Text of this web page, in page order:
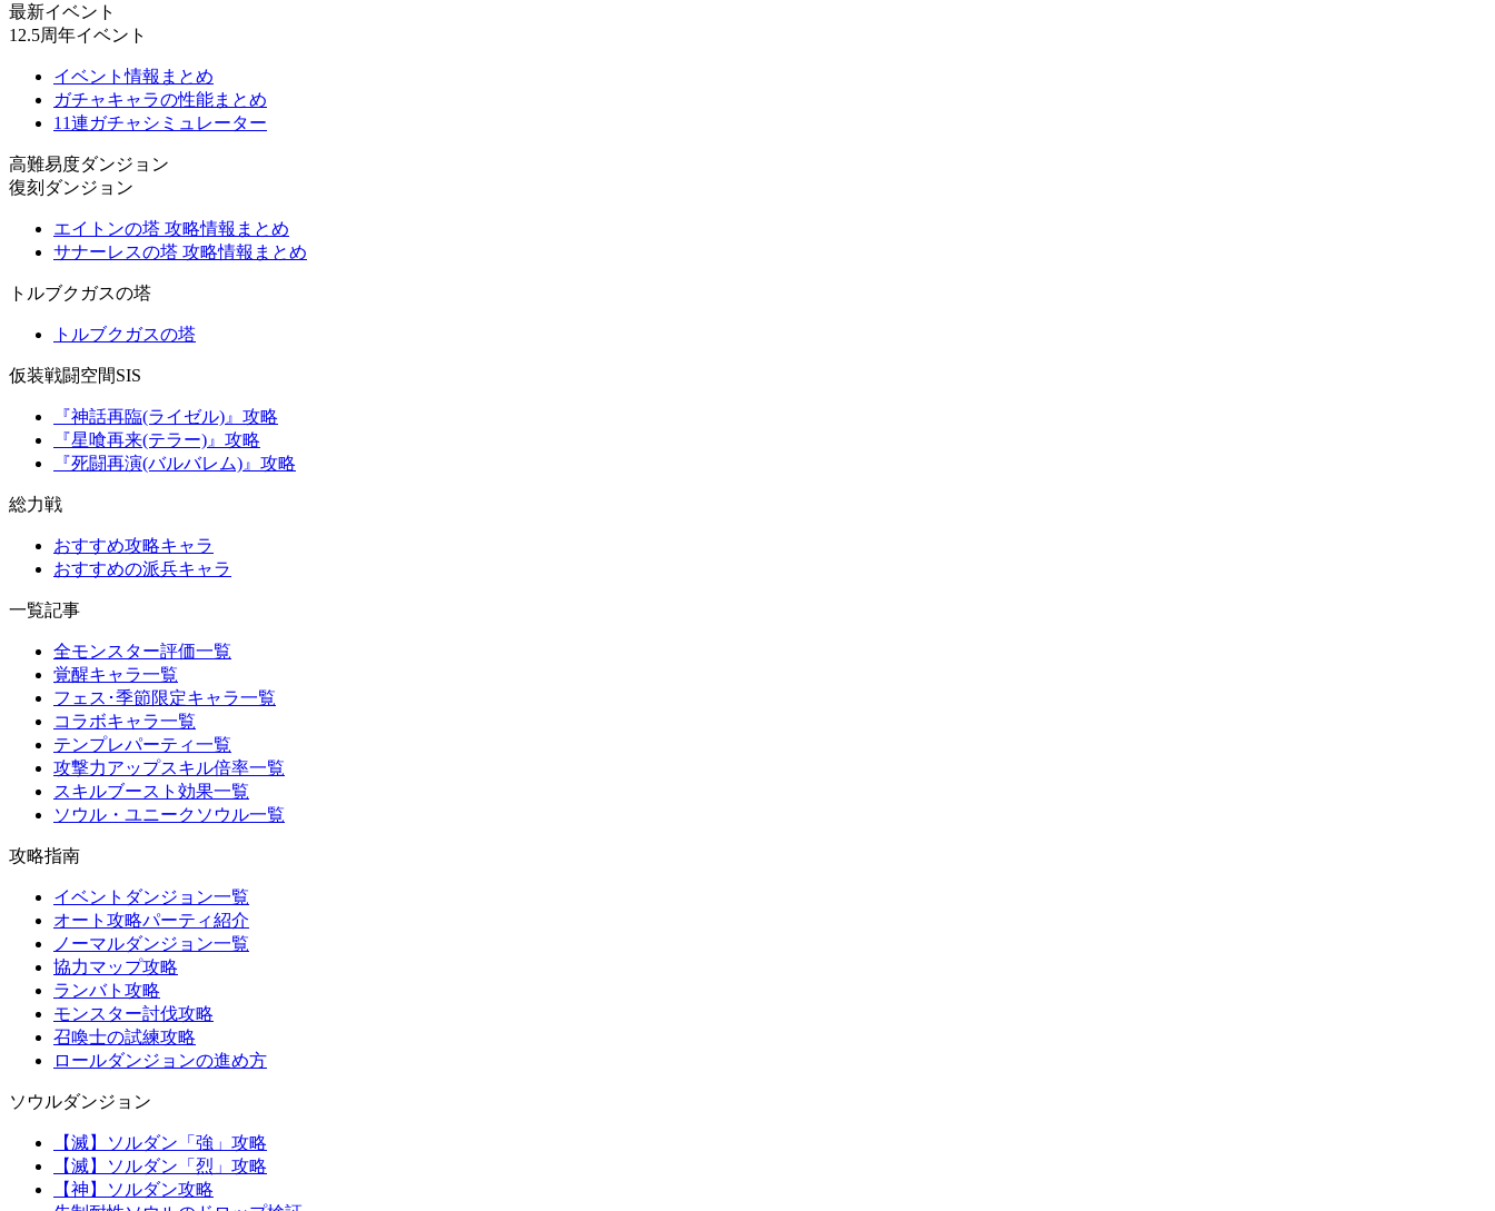
最新イベント
12.5周年イベント
イベント情報まとめ
ガチャキャラの性能まとめ
11連ガチャシミュレーター
高難易度ダンジョン
復刻ダンジョン
エイトンの塔 攻略情報まとめ
サナーレスの塔 攻略情報まとめ
トルブクガスの塔
トルブクガスの塔
仮装戦闘空間SIS
『神話再臨(ライゼル)』攻略
『星喰再来(テラー)』攻略
『死闘再演(バルバレム)』攻略
総力戦
おすすめ攻略キャラ
おすすめの派兵キャラ
一覧記事
全モンスター評価一覧
覚醒キャラ一覧
フェス･季節限定キャラ一覧
コラボキャラ一覧
テンプレパーティ一覧
攻撃力アップスキル倍率一覧
スキルブースト効果一覧
ソウル・ユニークソウル一覧
攻略指南
イベントダンジョン一覧
オート攻略パーティ紹介
ノーマルダンジョン一覧
協力マップ攻略
ランバト攻略
モンスター討伐攻略
召喚士の試練攻略
ロールダンジョンの進め方
ソウルダンジョン
【滅】ソルダン「強」攻略
【滅】ソルダン「烈」攻略
【神】ソルダン攻略